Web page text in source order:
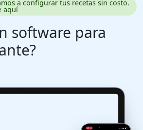
a configurar tus recetas sin costo.
aquí
software para